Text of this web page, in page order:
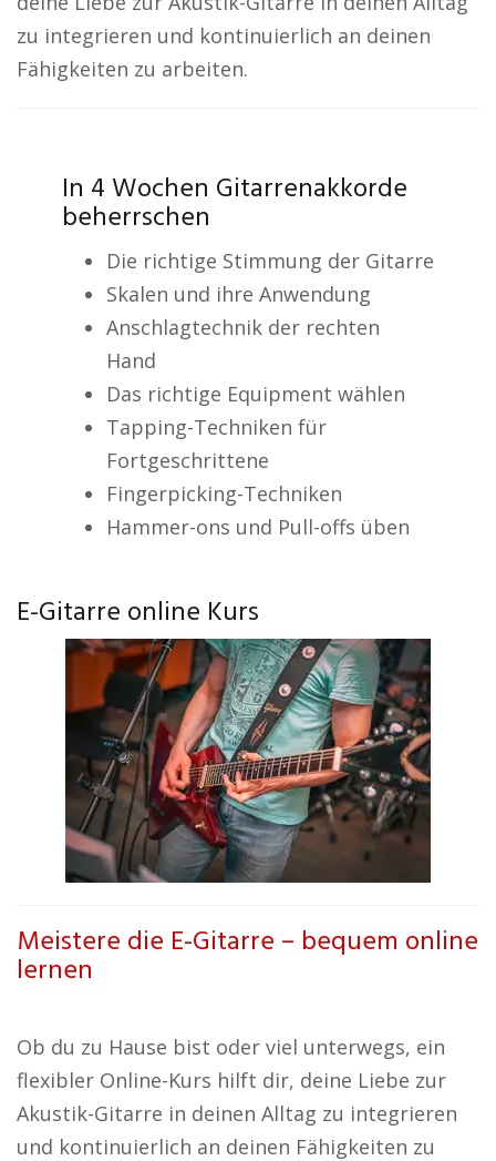
zu integrieren und kontinuierlich an deinen
Fähigkeiten zu arbeiten.
In 4 Wochen Gitarrenakkorde
beherrschen
Die richtige Stimmung der Gitarre
Skalen und ihre Anwendung
Anschlagtechnik der rechten
Hand
Das richtige Equipment wählen
Tapping-Techniken für
Fortgeschrittene
Fingerpicking-Techniken
Hammer-ons und Pull-offs üben
E-Gitarre online Kurs
Meistere die E-Gitarre – bequem online
lernen
Ob du zu Hause bist oder viel unterwegs, ein
flexibler Online-Kurs hilft dir, deine Liebe zur
Akustik-Gitarre in deinen Alltag zu integrieren
und kontinuierlich an deinen Fähigkeiten zu